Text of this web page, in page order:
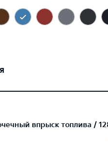
впрыск топлива /